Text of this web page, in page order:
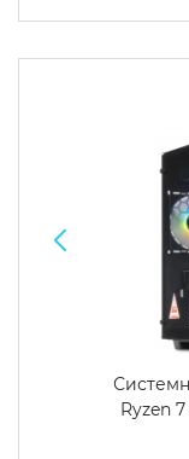
Ryzen